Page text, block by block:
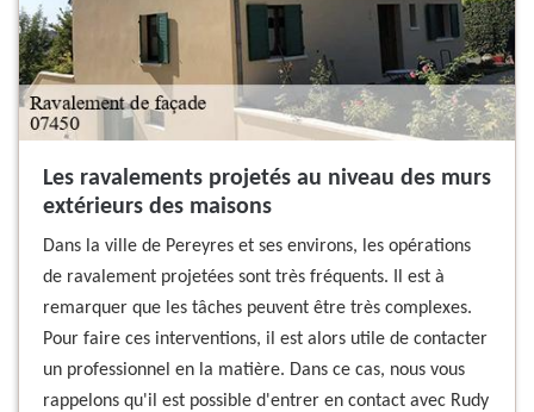
Les ravalements projetés au niveau des murs
extérieurs des maisons
Dans la ville de Pereyres et ses environs, les opérations
de ravalement projetées sont très fréquents. Il est à
remarquer que les tâches peuvent être très complexes.
Pour faire ces interventions, il est alors utile de contacter
un professionnel en la matière. Dans ce cas, nous vous
rappelons qu'il est possible d'entrer en contact avec Rudy